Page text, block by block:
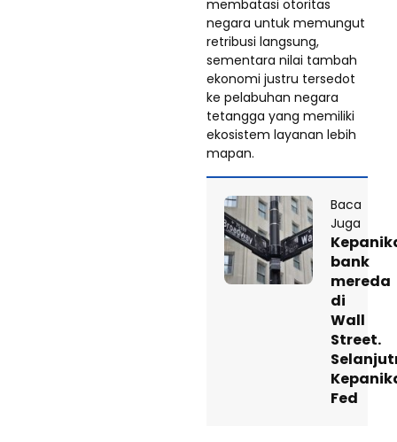
membatasi otoritas
negara untuk memungut
retribusi langsung,
sementara nilai tambah
ekonomi justru tersedot
ke pelabuhan negara
tetangga yang memiliki
ekosistem layanan lebih
mapan.
Baca
Juga
bank
mereda
di
Wall
Street.
Fed